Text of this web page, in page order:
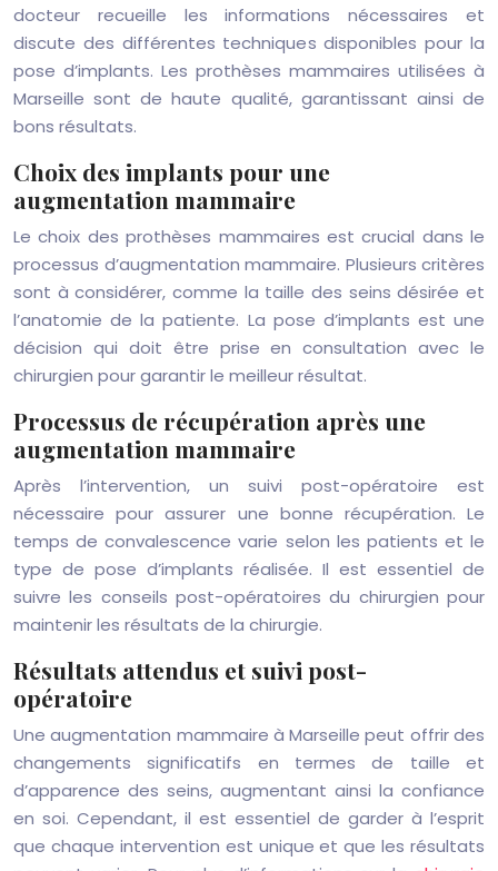
docteur recueille les informations nécessaires et
discute des différentes techniques disponibles pour la
pose d’implants. Les prothèses mammaires utilisées à
Marseille sont de haute qualité, garantissant ainsi de
bons résultats.
Choix des implants pour une
augmentation mammaire
Le choix des prothèses mammaires est crucial dans le
processus d’augmentation mammaire. Plusieurs critères
sont à considérer, comme la taille des seins désirée et
l’anatomie de la patiente. La pose d’implants est une
décision qui doit être prise en consultation avec le
chirurgien pour garantir le meilleur résultat.
Processus de récupération après une
augmentation mammaire
Après l’intervention, un suivi post-opératoire est
nécessaire pour assurer une bonne récupération. Le
temps de convalescence varie selon les patients et le
type de pose d’implants réalisée. Il est essentiel de
suivre les conseils post-opératoires du chirurgien pour
maintenir les résultats de la chirurgie.
Résultats attendus et suivi post-
opératoire
Une augmentation mammaire à Marseille peut offrir des
changements significatifs en termes de taille et
d’apparence des seins, augmentant ainsi la confiance
en soi. Cependant, il est essentiel de garder à l’esprit
que chaque intervention est unique et que les résultats